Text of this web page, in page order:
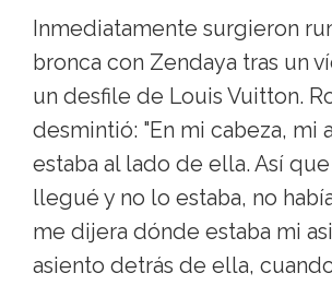
Inmediatamente surgieron
bronca con Zendaya tras un
un desfile de Louis Vuitton.
desmintió: "En mi cabeza, mi
estaba al lado de ella. Así
llegué y no lo estaba, no
me dijera dónde estaba mi
asiento detrás de ella,